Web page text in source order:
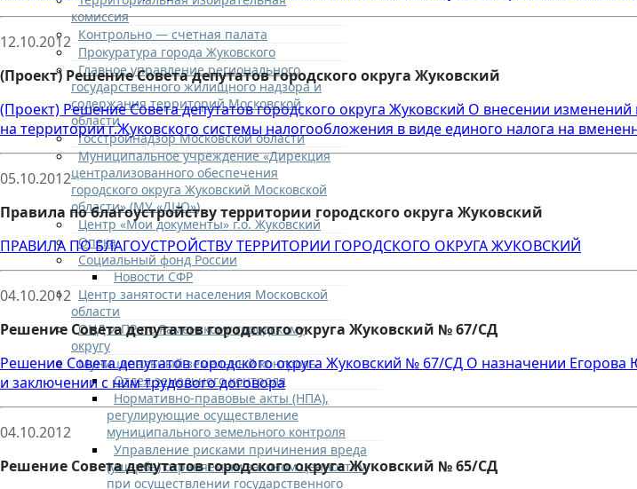
комиссия
Контрольно — счетная палата
Прокуратура города Жуковского
Главное управление регионального
государственного жилищного надзора и
содержания территорий Московской
области
Госстройнадзор Московской области
Муниципальное учреждение «Дирекция
централизованного обеспечения
городского округа Жуковский Московской
области» (МУ «ДЦО»)
Центр «Мои документы» г.о. Жуковский
Опека
Социальный фонд России
Новости СФР
Центр занятости населения Московской
области
ОНД и ПР по Раменскому городскому
округу
Муниципальный земельный контроль
Отдел земельного контроля
Нормативно-правовые акты (НПА),
регулирующие осуществление
муниципального земельного контроля
Управление рисками причинения вреда
(ущерба) охраняемым законом ценностям
при осуществлении государственного
12.10.2012
(Проект) Решение Совета депутатов городского округа Жуковский
(Проект) Решение Совета депутатов городского округа Жуковский О внесении
на территории г.Жуковского системы налогообложения в виде единого налога на
05.10.2012
Правила по благоустройству территории городского округа Жуковский
ПРАВИЛА ПО БЛАГОУСТРОЙСТВУ ТЕРРИТОРИИ ГОРОДСКОГО ОКРУГА ЖУКОВСКИЙ
04.10.2012
Решение Совета депутатов городского округа Жуковский № 67/СД
Решение Совета депутатов городского округа Жуковский № 67/СД О назначении
и заключении с ним трудового договора
04.10.2012
Решение Совета депутатов городского округа Жуковский № 65/СД